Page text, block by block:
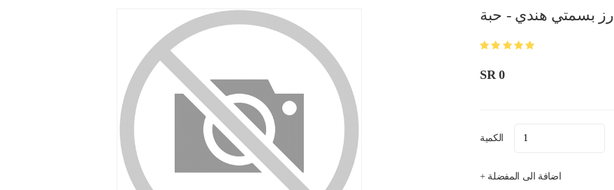
ارز بسمتي هندي - حبة
SR 0
الكمية
+ اضافة الى المفضلة